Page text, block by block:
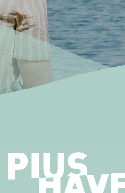
Contact